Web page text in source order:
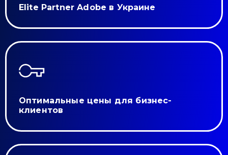
Elite Partner Adobe в Украине
Оптимальные цены для бизнес-
клиентов